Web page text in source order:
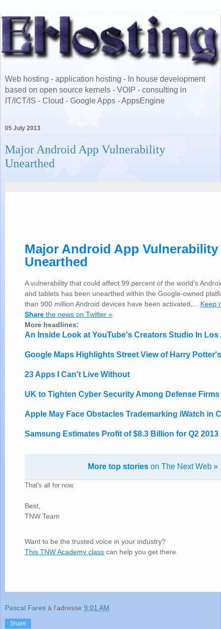
Web hosting - application hosting - In house development
based on open source kernels - VOIP - consulting in
IT/ICT/IS - Cloud - Google Apps - AppsEngine
05 July 2013
Major Android App Vulnerability
Unearthed
Major Android App Vulnerability
Unearthed
A vulnerability that could affect 99 percent of the world's
and tablets has been unearthed within the Google-owned
than 900 million Android devices have been activated,... Keep
Share the news on Twitter »
More headlines:
An Inside Look at YouTube's Creators Studio In Los
Google Maps Highlights Street View of Harry
23 Apps I Can't Live Without
UK to Tighten Cyber Security Among Defense Firms
Apple May Face Obstacles Trademarking iWatch in
Samsung Estimates Profit of $8.3 Billion for Q2 2013
More top stories on The Next Web »
That's all for now.
Best,
TNW Team
Want to be the trusted voice in your industry?
This TNW Academy class can help you get there.
Pascal Fares à l'adresse 9:01 AM
Share